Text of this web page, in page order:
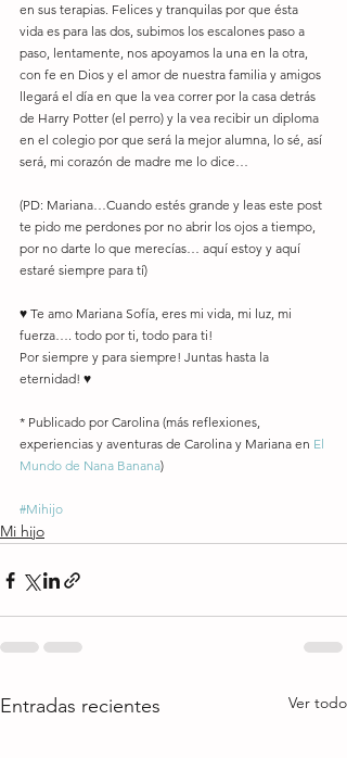
en sus terapias. Felices y tranquilas por que ésta
vida es para las dos, subimos los escalones paso a
paso, lentamente, nos apoyamos la una en la otra,
con fe en Dios y el amor de nuestra familia y amigos
llegará el día en que la vea correr por la casa detrás
de Harry Potter (el perro) y la vea recibir un diploma
en el colegio por que será la mejor alumna, lo sé, así
será, mi corazón de madre me lo dice…
(PD: Mariana…Cuando estés grande y leas este post
te pido me perdones por no abrir los ojos a tiempo,
por no darte lo que merecías… aquí estoy y aquí
estaré siempre para tí)
♥ Te amo Mariana Sofía, eres mi vida, mi luz, mi
fuerza…. todo por ti, todo para ti!
Por siempre y para siempre! Juntas hasta la
eternidad! ♥
* Publicado por Carolina (más reflexiones,
experiencias y aventuras de Carolina y Mariana en El
Mundo de Nana Banana)
#Mihijo
Mi hijo
Entradas recientes Ver todo